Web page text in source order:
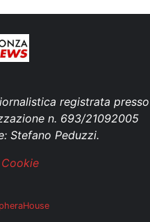
registrata presso
n. 693/21092005
Stefano Peduzzi.
Cookie